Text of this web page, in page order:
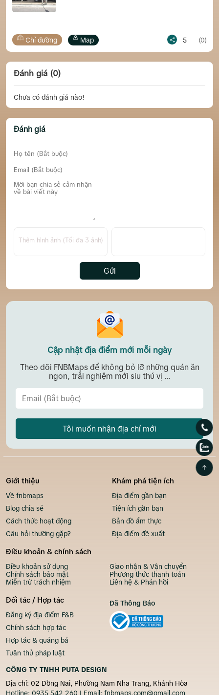
Map Chỉ
Đánh giá (0)
Chưa có đánh giá nào!
Đánh giá
Thêm hình ảnh (Tối đa 3 ảnh)
Gửi
Cập nhật địa điểm mới mỗi ngày
Theo dõi FNBMaps để không bỏ lỡ những quán ăn
ngon, trải nghiệm mới siu thú vị ...
Tôi muốn nhận địa chỉ mới
Giới thiệu
Về fnbmaps
Blog chia sẻ
Cách thức hoạt động
Câu hỏi thường gặp?
Khám phá tiện ích
Địa điểm gần bạn
Tiện ích gần bạn
Bản đồ ẩm thực
Địa điểm đề xuất
Điều khoản & chính sách
Điều khoản sử dụng
Chính sách bảo mật
Miễn trừ trách nhiệm
Giao nhận & Vận chuyển
Phương thức thanh toán
Liên hệ & Phản hồi
Đối tác / Hợp tác
Đăng ký địa điểm F&B
Chính sách hợp tác
Hợp tác & quảng bá
Tuân thủ pháp luật
CÔNG TY TNHH PUTA DESIGN
Địa chỉ: 02 Đồng Nai, Phường Nam Nha Trang, Khánh Hòa
Hotline: 0935 542 260 | Email: fnbmaps.com@gmail.com
Đã Thông Báo